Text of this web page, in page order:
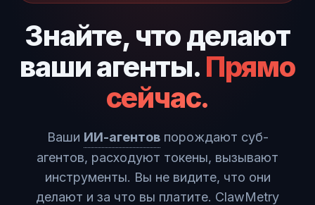
Знайте, что делают
ваши агенты. Прямо
сейчас.
Ваши ИИ-агентов порождают суб-
агентов, расходуют токены, вызывают
инструменты. Вы не видите, что они
делают и за что вы платите. ClawMetry